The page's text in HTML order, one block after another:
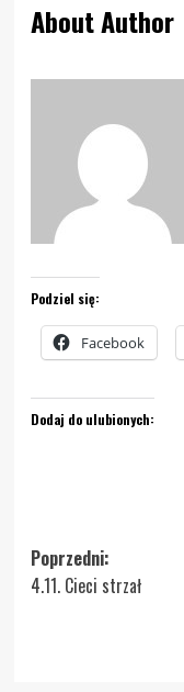
About Author
Podziel się:
Facebook
Dodaj do ulubionych:
Zobacz
wpisy
Poprzedni:
4.11. Cieci strzał